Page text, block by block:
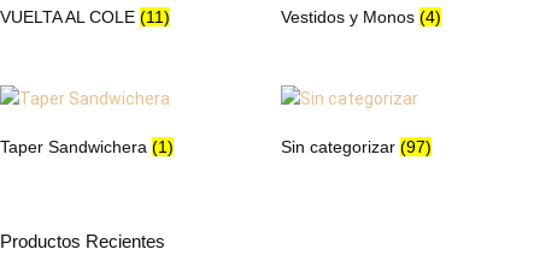
producto
VUELTA AL COLE (11) Vestidos y Monos (4)
Taper Sandwichera (1) Sin categorizar (97)
Productos Recientes